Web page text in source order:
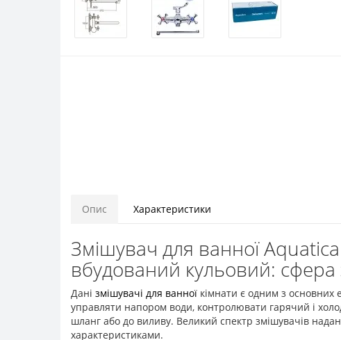
Опис Характеристики
Змішувач для ванної
вбудований кульовий: сфера
Дані змішувачі для ванної кімнати є одним з основних
управляти напором води, контролювати гарячий і
шланг або до виливу. Великий спектр змішувачів
характеристиками.